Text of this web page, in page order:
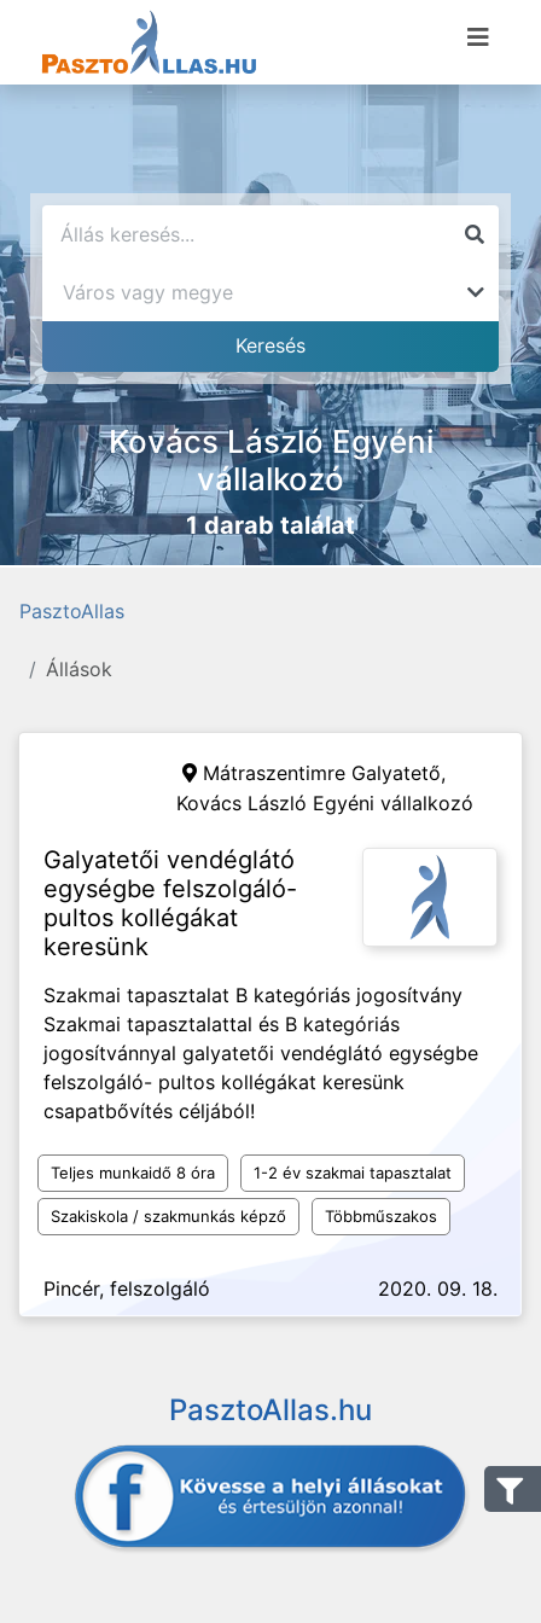
Kovács László Egyéni
vállalkozó
1 darab találat
PasztoAllas
Állások
Mátraszentimre Galyatető,
Kovács László Egyéni vállalkozó
Galyatetői vendéglátó
egységbe felszolgáló-
pultos kollégákat
keresünk
Szakmai tapasztalat B kategóriás jogosítvány
Szakmai tapasztalattal és B kategóriás
jogosítvánnyal galyatetői vendéglátó egységbe
felszolgáló- pultos kollégákat keresünk
csapatbővítés céljából!
Teljes munkaidő 8 óra 1-2 év szakmai tapasztalat
Szakiskola / szakmunkás képző Többműszakos
Pincér, felszolgáló 2020. 09. 18.
PasztoAllas.hu